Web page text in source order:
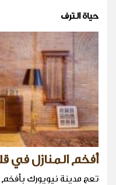
حياة الترف
أفخم المنازل في
تعج مدينة نيويورك بأفخم